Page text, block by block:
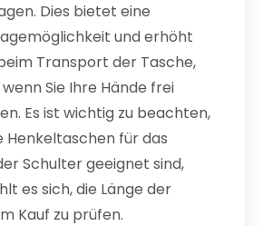
Dies bietet eine
und erhöht
Transport der Tasche,
Sie Ihre Hände frei
Es ist wichtig zu beachten,
Henkeltaschen für das
Schulter geeignet sind,
es sich, die Länge der
Kauf zu prüfen.